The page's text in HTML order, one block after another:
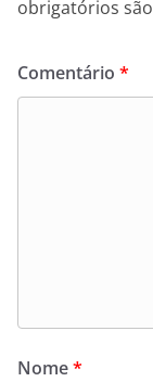
obrigatórios
Comentário *
Nome*